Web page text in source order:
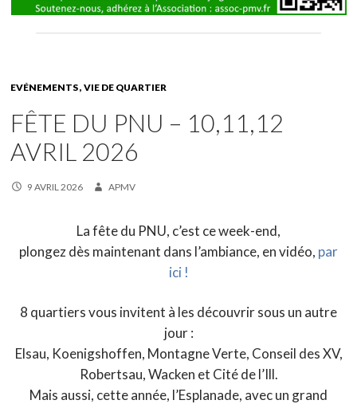
EVÉNEMENTS VIE DE QUARTIER
FÊTE DU PNU – 10,11,12
AVRIL 2026
9 AVRIL 2026 APMV
La fête du PNU, c’est ce week-end,
plongez dès maintenant dans l’ambiance, en vidéo, par
ici !
8 quartiers vous invitent à les découvrir sous un autre
jour :
Elsau, Koenigshoffen, Montagne Verte, Conseil des XV,
Robertsau, Wacken et Cité de l’Ill.
Mais aussi, cette année, l’Esplanade, avec un grand